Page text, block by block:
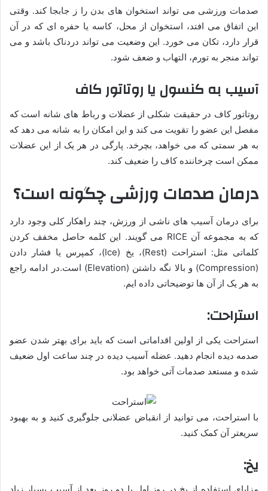
صدمات ورزشی می تواند استخوان های بدن را ز جابجا کند. وقتی
این اتفاق می افتد، استخوان از محل، کاسه یا حفره ای که در آن
قرار دارد، تکان می خورد. این وضعیت می تواند دردناک باشد و می
تواند منجر به تورم، التهاب و ضعف شود.
آسیب به کنسول یا روتاتور کاف
روتاتور کاف در حقیقت شکلی از عضلات و رباط های شانه است که
مفصل این عضو را تقویت می کند و این امکان را به شانه می دهد که
به هر سمتی که می خواهد، بچرخد. پارگی در هر یک از این عضلات
ممکن است چرخاننده کاف را ضعیف کند.
درمان صدمات ورزشی چگونه است؟
برای درمان آسیب های ناشی از ورزش، چند راهکار کلی وجود دارد
که به مجموعه آن RICE می گویند. این کلمه حاصل مخفف کردن
کلماتی مثل: استراحت (Rest)، یخ (Ice)، کمپرس یا فشار دادن
(Compression) و بالا نگه داشتن (Elevation) است.در ادامه راجع
به هر یک از آن ها توضیحاتی داده ایم.
استراحت:
استراحت یکی از اولین اقداماتی است که باید برای بهتر شدن عضو
صدمه دیده انجام دهید. عضله آسیب دیده در چند ساعت اول ضعیف
شده و مستعد صدمات آتی خواهد بود.
با استراحت، می توانید از انقباض عضلانی جلوگیری کنید و به بهبود
سریعتر آن کمک کنید.
یخ: